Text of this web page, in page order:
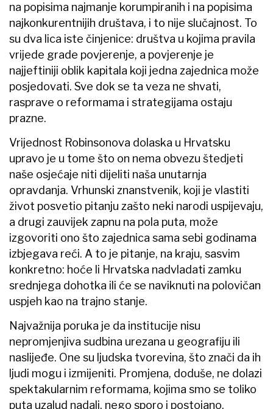
na popisima najmanje korumpiranih i na popisima
najkonkurentnijih društava, i to nije slučajnost. To
su dva lica iste činjenice: društva u kojima pravila
vrijede grade povjerenje, a povjerenje je
najjeftiniji oblik kapitala koji jedna zajednica može
posjedovati. Sve dok se ta veza ne shvati,
rasprave o reformama i strategijama ostaju
prazne.
Vrijednost Robinsonova dolaska u Hrvatsku
upravo je u tome što on nema obvezu štedjeti
naše osjećaje niti dijeliti naša unutarnja
opravdanja. Vrhunski znanstvenik, koji je vlastiti
život posvetio pitanju zašto neki narodi uspijevaju,
a drugi zauvijek zapnu na pola puta, može
izgovoriti ono što zajednica sama sebi godinama
izbjegava reći. A to je pitanje, na kraju, sasvim
konkretno: hoće li Hrvatska nadvladati zamku
srednjega dohotka ili će se naviknuti na polovičan
uspjeh kao na trajno stanje.
Najvažnija poruka je da institucije nisu
nepromjenjiva sudbina urezana u geografiju ili
naslijeđe. One su ljudska tvorevina, što znači da ih
ljudi mogu i izmijeniti. Promjena, doduše, ne dolazi
spektakularnim reformama, kojima smo se toliko
puta uzalud nadali, nego sporo i postojano,